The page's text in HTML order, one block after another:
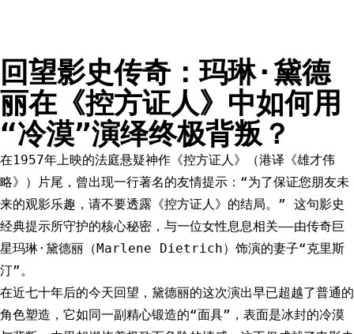
回望影史传奇：玛琳·黛德
丽在《控方证人》中如何用
“冷漠”演绎终极背叛？
在1957年上映的法庭悬疑神作《控方证人》（港译《雄才伟
略》）片尾，曾出现一行著名的友情提示：“为了保证您朋友未
来的观影乐趣，请不要透露《控方证人》的结局。” 这句影史
经典提示所守护的核心秘密，与一位女性息息相关——由传奇巨
星玛琳·黛德丽（Marlene Dietrich）饰演的妻子“克里斯
汀”。
在近七十年后的今天回望，黛德丽的这次演出早已超越了普通的
角色塑造，它如同一副精心锻造的“面具”，表面是冰封的冷漠